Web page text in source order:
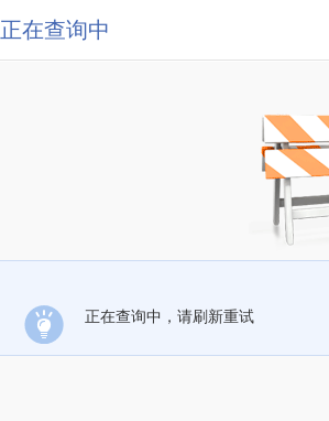
正在查询中
正在查询中，请刷新重试